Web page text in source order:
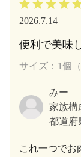
2026.7.14
便利で美味
サイズ：1個（
みー
家族構
都道府
これ一つでお